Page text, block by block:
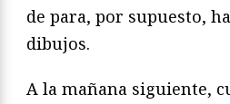
de para, por supuesto,
dibujos.
A la mañana siguiente,